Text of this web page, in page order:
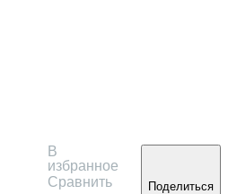
В
избранное
Сравнить
Поделиться